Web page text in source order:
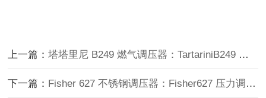
上一篇：塔塔里尼 B249 燃气调压器：TartariniB249 及 B249 - AP 产品介绍
下一篇： Fisher 627 不锈钢调压器：Fisher627 压力调节阀及相关产品